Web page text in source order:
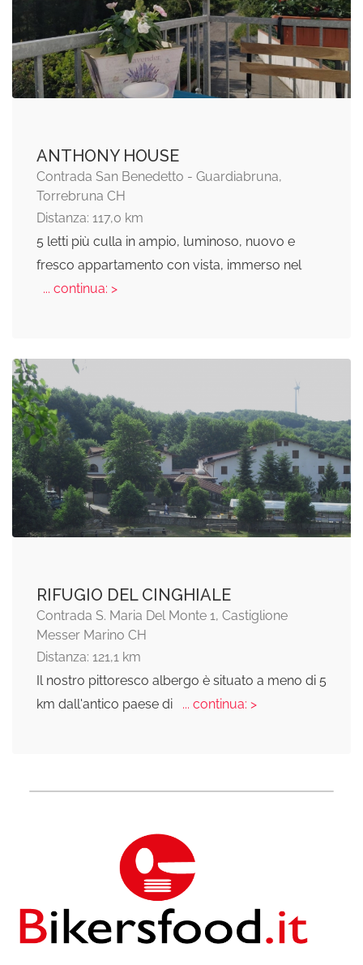
ANTHONY HOUSE
Contrada San Benedetto - Guardiabruna,
Torrebruna CH
Distanza: 117,0 km
5 letti più culla in ampio, luminoso, nuovo e
fresco appartamento con vista, immerso nel
... continua: >
RIFUGIO DEL CINGHIALE
Contrada S. Maria Del Monte 1, Castiglione
Messer Marino CH
Distanza: 121,1 km
Il nostro pittoresco albergo è situato a meno di 5
km dall'antico paese di
... continua: >